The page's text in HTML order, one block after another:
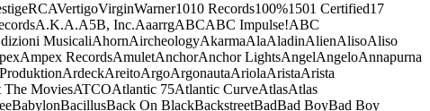
RCAVertigoVirginWarner1010 Records100%1501 Certified17
A.K.A.A5B, Inc.AaarrgABCABC Impulse!ABC
MusicaliAhornAircheologyAkarmaAlaAladinAlienAlisoAliso
Ampex RecordsAmuletAnchorAnchor LightsAngelAngeloAnnapurna
ArdeckAreitoArgoArgonautaAriolaAristaArista
The MoviesATCOAtlantic 75Atlantic CurveAtlasAtlas
BabylonBacillusBack On BlackBackstreetBadBad BoyBad Boy